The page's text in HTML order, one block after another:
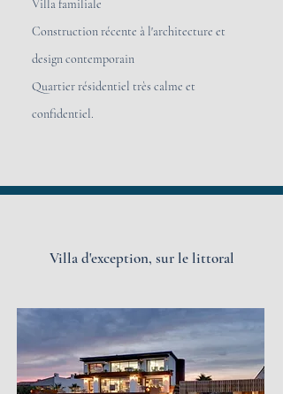
Villa familiale
Construction récente à l'architecture et
design contemporain
Quartier résidentiel très calme et
confidentiel.
Villa d'exception, sur le littoral